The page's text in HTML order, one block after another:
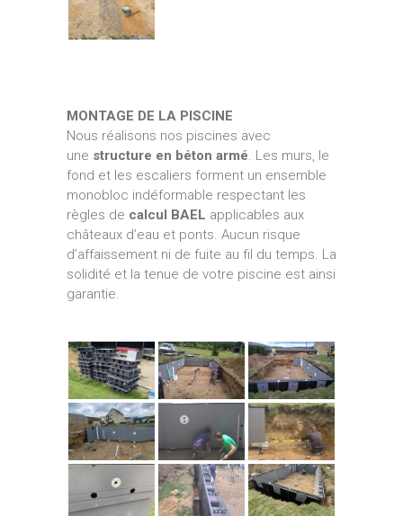
MONTAGE DE LA PISCINE
Nous réalisons nos piscines avec
une structure en béton armé. Les murs, le
fond et les escaliers forment un ensemble
monobloc indéformable respectant les
règles de calcul BAEL applicables aux
châteaux d’eau et ponts. Aucun risque
d’affaissement ni de fuite au fil du temps. La
solidité et la tenue de votre piscine est ainsi
garantie.